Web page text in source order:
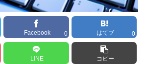
Facebook 0 はてブ 0
LINE コピー